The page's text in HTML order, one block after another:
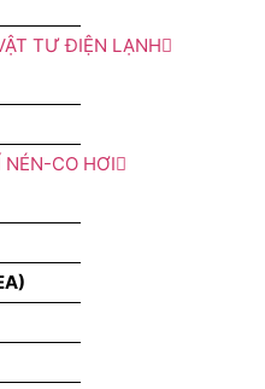
TƯ ĐIỆN LẠNH
NÉN-CO HƠI